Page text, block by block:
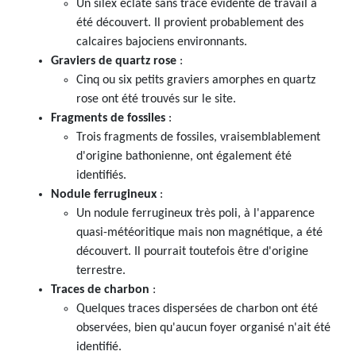
Un silex éclaté sans trace évidente de travail a
été découvert. Il provient probablement des
calcaires bajociens environnants.
Graviers de quartz rose :
Cinq ou six petits graviers amorphes en quartz
rose ont été trouvés sur le site.
Fragments de fossiles :
Trois fragments de fossiles, vraisemblablement
d'origine bathonienne, ont également été
identifiés.
Nodule ferrugineux :
Un nodule ferrugineux très poli, à l'apparence
quasi-météoritique mais non magnétique, a été
découvert. Il pourrait toutefois être d'origine
terrestre.
Traces de charbon :
Quelques traces dispersées de charbon ont été
observées, bien qu'aucun foyer organisé n'ait été
identifié.